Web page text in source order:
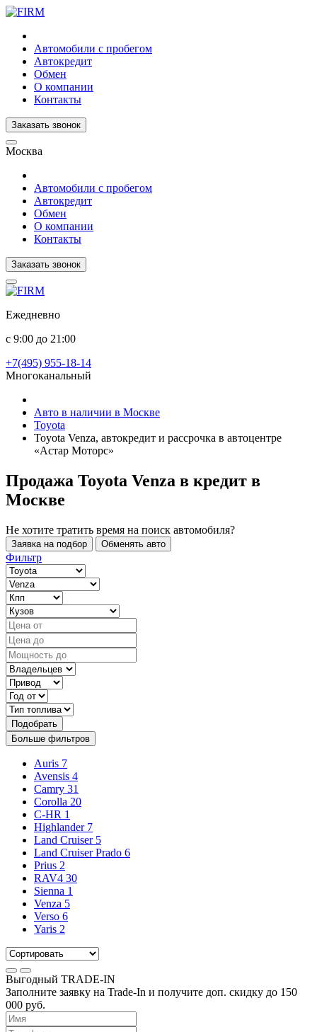
Автомобили с пробегом
Автокредит
Обмен
О компании
Контакты
Заказать звонок
Москва
Автомобили с пробегом
Автокредит
Обмен
О компании
Контакты
Заказать звонок
Ежедневно
с 9:00 до 21:00
+7(495) 955-18-14
Многоканальный
Авто в наличии в Москве
Toyota
Toyota Venza, автокредит и рассрочка в автоцентре
«Астар Моторс»
Продажа Toyota Venza в кредит в
Москве
Не хотите тратить время на поиск автомобиля?
Заявка на подбор Обменять авто
Фильтр
Подобрать
Больше фильтров
Auris 7
Avensis 4
Camry 31
Corolla 20
C-HR 1
Highlander 7
Land Cruiser 5
Land Cruiser Prado 6
Prius 2
RAV4 30
Sienna 1
Venza 5
Verso 6
Yaris 2
Выгодный TRADE-IN
Заполните заявку на Trade-In и получите доп. скидку до 150
000 руб.